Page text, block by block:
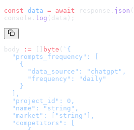
const data = await response. json
console. log (data);
body := byte ( ` {
  "prompts_frequency": [
    {
      "data_source": "chatgpt",
      "frequency": "daily"
    }
  ],
  "project_id": 0,
  "name": "string",
  "market": ["string"],
  "competitors": [